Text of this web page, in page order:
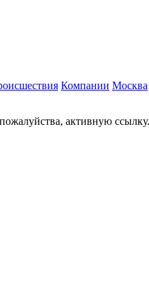
Компании Москва
активную ссылку.